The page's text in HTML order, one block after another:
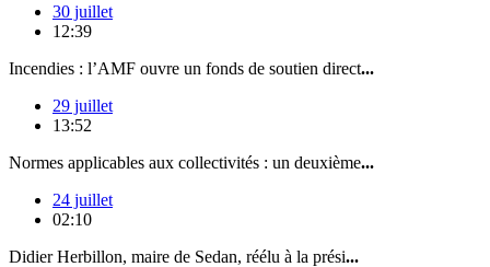
30 juillet
12:39
Incendies : l’AMF ouvre un fonds de soutien direct...
29 juillet
13:52
Normes applicables aux collectivités : un deuxième...
24 juillet
02:10
Didier Herbillon, maire de Sedan, réélu à la prési...